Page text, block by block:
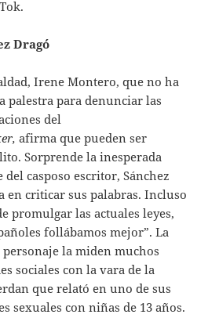
Dragó
Irene Montero, que no ha
palestra para denunciar las
del
afirma que pueden ser
Sorprende la inesperada
casposo escritor, Sánchez
en criticar sus palabras. Incluso
promulgar las actuales leyes,
follábamos mejor”. La
la miden muchos
sociales con la vara de la
que relató en uno de sus
sexuales con niñas de 13 años.